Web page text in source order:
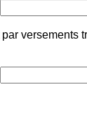
par versements